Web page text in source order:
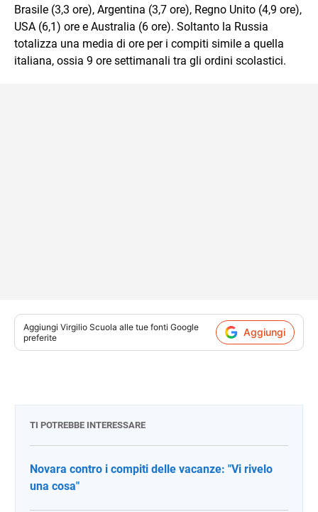
Brasile (3,3 ore), Argentina (3,7 ore), Regno Unito (4,9 ore),
USA (6,1) ore e Australia (6 ore). Soltanto la Russia
totalizza una media di ore per i compiti simile a quella
italiana, ossia 9 ore settimanali tra gli ordini scolastici.
Aggiungi Virgilio Scuola alle tue fonti Google
preferite
Aggiungi
TI POTREBBE INTERESSARE
Novara contro i compiti delle vacanze: "Vi rivelo
una cosa"